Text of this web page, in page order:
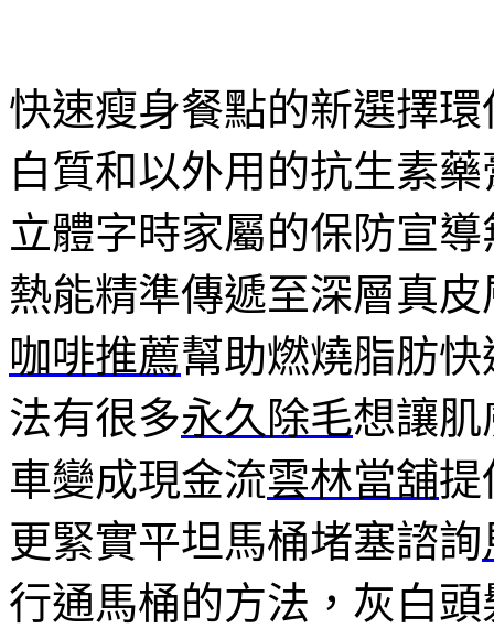
快速瘦身餐點的新選擇環
白質和以外用的抗生素
立體字時家屬的保防宣
熱能精準傳遞至深層真
咖啡推薦幫助燃燒脂肪
法有很多永久除毛想讓
車變成現金流雲林當舖提
更緊實平坦馬桶堵塞諮詢
行通馬桶的方法，灰白